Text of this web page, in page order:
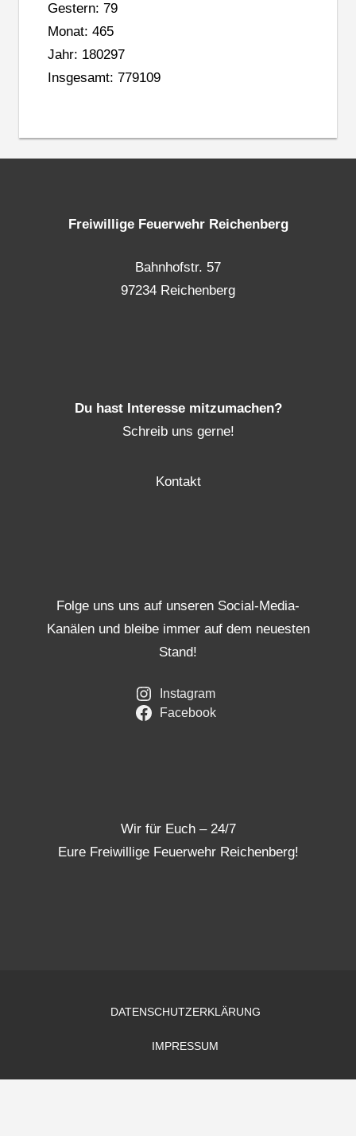
Gestern: 79
Monat: 465
Jahr: 180297
Insgesamt: 779109
Freiwillige Feuerwehr Reichenberg
Bahnhofstr. 57
97234 Reichenberg
Du hast Interesse mitzumachen?
Schreib uns gerne!
Kontakt
Folge uns uns auf unseren Social-Media-
Kanälen und bleibe immer auf dem neuesten
Stand!
Instagram
Facebook
Wir für Euch – 24/7
Eure Freiwillige Feuerwehr Reichenberg!
DATENSCHUTZERKLÄRUNG
IMPRESSUM